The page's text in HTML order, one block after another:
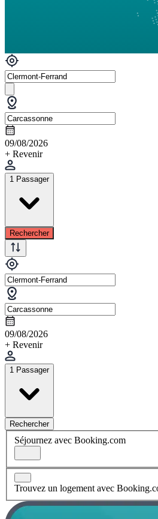
09/08/2026
+ Revenir
1 Passager
Rechercher
09/08/2026
+ Revenir
1 Passager
Rechercher
Séjournez avec Booking.com
Trouvez un logement avec